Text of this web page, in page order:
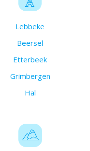
Lebbeke
Beersel
Etterbeek
Grimbergen
Hal